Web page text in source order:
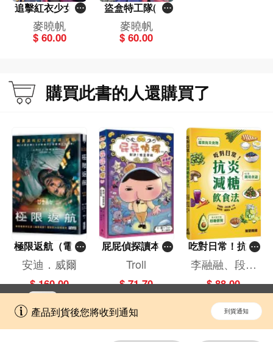
產品到貨後您將收到通知 到貨通知
追擊紅衣少女(3)
[俠盜唐兄妹]
麥曉帆
$ 60.00
盜盒特工隊(上)
[俠盜唐兄妹]
麥曉帆
$ 60.00
購買此書的人還購買了
極限返航（電影
書衣典藏版）
（獨家收錄作者
訪談）
安迪．威爾
$ 160.00
屁屁偵探讀本(1
3)－－對決！怪
篇）
Troll
$ 71.70
吃對日常！抗炎
減糖飲食法
李融融、段佳
麗,黃梨煜、顧
凱辰
$ 88.00
擁抱更全面的購物和文化體驗。
開啟